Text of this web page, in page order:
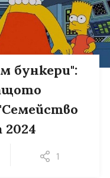
бункери":
2024
1